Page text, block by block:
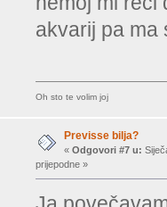
akvarij pa ma
Oh sto te volim joj
Previsse bilja?
« Odgovori #7 u:
prijepodne »